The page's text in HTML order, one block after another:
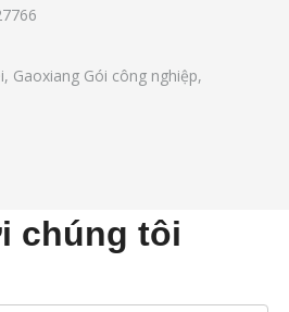
Gaoxiang Gói công nghiệp,
chúng tôi